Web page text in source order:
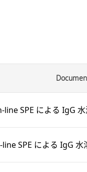
SPE による IgG
SPE による IgG